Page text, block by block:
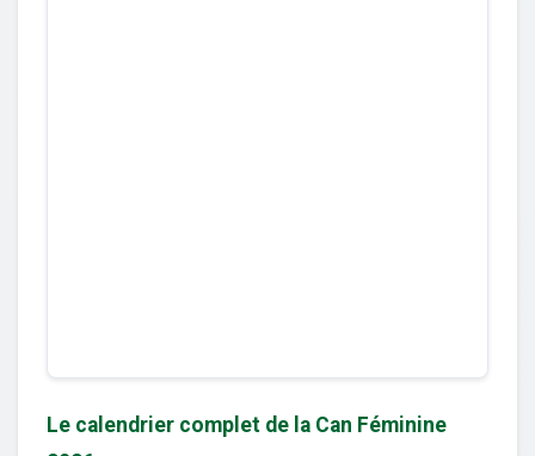
Le calendrier complet de la Can Féminine